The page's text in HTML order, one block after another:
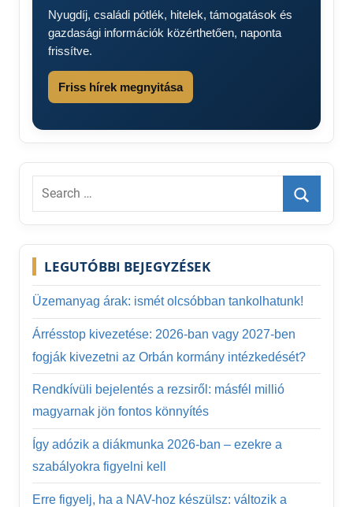
Nyugdíj, családi pótlék, hitelek, támogatások és
gazdasági információk közérthetően, naponta
frissítve.
Friss hírek megnyitása
Search
Search
LEGUTÓBBI BEJEGYZÉSEK
Üzemanyag árak: ismét olcsóbban tankolhatunk!
Árrésstop kivezetése: 2026-ban vagy 2027-ben
fogják kivezetni az Orbán kormány intézkedését?
Rendkívüli bejelentés a rezsiről: másfél millió
magyarnak jön fontos könnyítés
Így adózik a diákmunka 2026-ban – ezekre a
szabályokra figyelni kell
Erre figyelj, ha a NAV-hoz készülsz: változik a